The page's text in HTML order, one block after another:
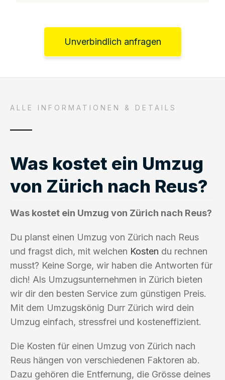
Unverbindlich anfragen
ALLE INFORMATIONEN & DETAILS
Was kostet ein Umzug
von Zürich nach Reus?
Was kostet ein Umzug von Zürich nach Reus?
Du planst einen Umzug von Zürich nach Reus
und fragst dich, mit welchen Kosten du rechnen
musst? Keine Sorge, wir haben die Antworten für
dich! Als Umzugsunternehmen in Zürich bieten
wir dir den besten Service zum günstigen Preis.
Mit dem Umzugskönig Durr Zürich wird dein
Umzug einfach, stressfrei und kosteneffizient.
Die Kosten für einen Umzug von Zürich nach
Reus hängen von verschiedenen Faktoren ab.
Dazu gehören die Entfernung, die Grösse deines